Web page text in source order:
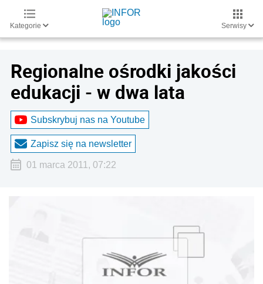
Kategorie Serwisy
Regionalne ośrodki jakości
edukacji - w dwa lata
Subskrybuj nas na Youtube
Zapisz się na newsletter
01 marca 2011, 07:22